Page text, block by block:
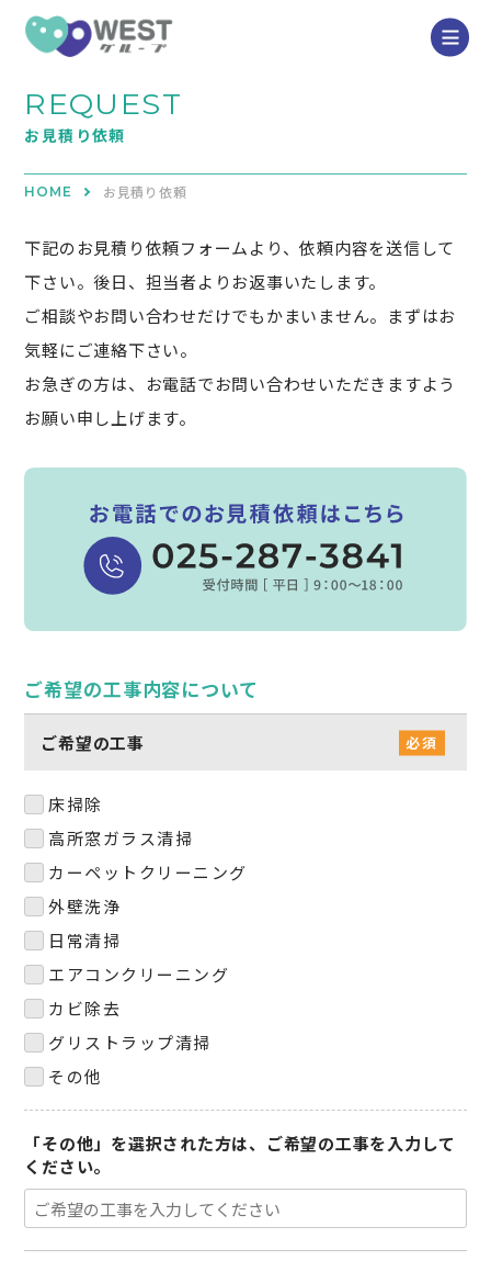
REQUEST
お見積り依頼
HOME お見積り依頼
下記のお見積り依頼フォームより、依頼内容を送信して
下さい。後日、担当者よりお返事いたします。
ご相談やお問い合わせだけでもかまいません。まずはお
気軽にご連絡下さい。
お急ぎの方は、お電話でお問い合わせいただきますよう
お願い申し上げます。
ご希望の工事内容について
ご希望の工事
床掃除
高所窓ガラス清掃
カーペットクリーニング
外壁洗浄
日常清掃
エアコンクリーニング
カビ除去
グリストラップ清掃
その他
「その他」を選択された方は、ご希望の工事を入力して
ください。